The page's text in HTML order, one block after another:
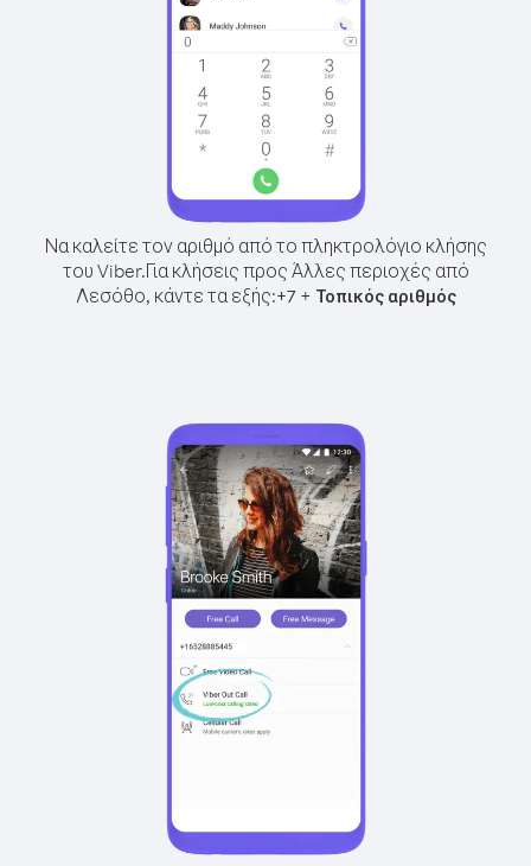
Να καλείτε τον αριθμό από το πληκτρολόγιο κλήσης
του Viber.Για κλήσεις προς Άλλες περιοχές από
Λεσόθο, κάντε τα εξής:+7+ Τοπικός αριθμός